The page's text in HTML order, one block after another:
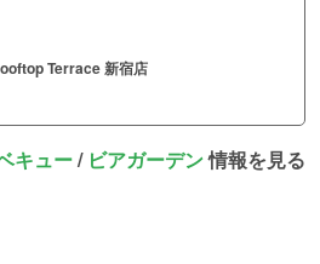
Terrace 新宿店
キュー/ ビアガーデン情報を見る